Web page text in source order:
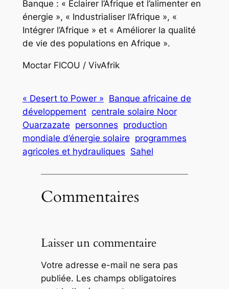
Banque : « Éclairer l’Afrique et l’alimenter en
énergie », « Industrialiser l’Afrique », «
Intégrer l’Afrique » et « Améliorer la qualité
de vie des populations en Afrique ».
Moctar FICOU / VivAfrik
« Desert to Power » Banque africaine de
développement centrale solaire Noor
Ouarzazate personnes production
mondiale d’énergie solaire programmes
agricoles et hydrauliques Sahel
Commentaires
Laisser un commentaire
Votre adresse e-mail ne sera pas
publiée. Les champs obligatoires